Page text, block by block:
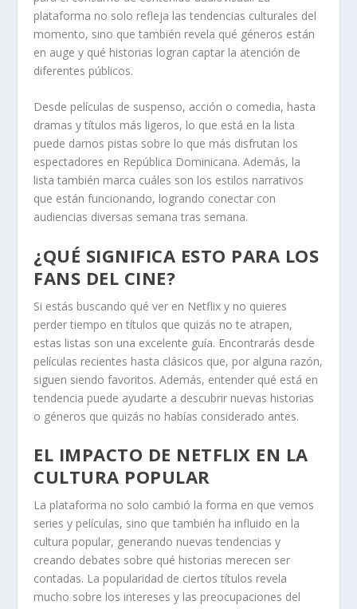
plataforma no solo refleja las tendencias culturales del
momento, sino que también revela qué géneros están
en auge y qué historias logran captar la atención de
diferentes públicos.
Desde películas de suspenso, acción o comedia, hasta
dramas y títulos más ligeros, lo que está en la lista
puede darnos pistas sobre lo que más disfrutan los
espectadores en República Dominicana. Además, la
lista también marca cuáles son los estilos narrativos
que están funcionando, logrando conectar con
audiencias diversas semana tras semana.
¿QUÉ SIGNIFICA ESTO PARA LOS
FANS DEL CINE?
Si estás buscando qué ver en Netflix y no quieres
perder tiempo en títulos que quizás no te atrapen,
estas listas son una excelente guía. Encontrarás desde
películas recientes hasta clásicos que, por alguna razón,
siguen siendo favoritos. Además, entender qué está en
tendencia puede ayudarte a descubrir nuevas historias
o géneros que quizás no habías considerado antes.
EL IMPACTO DE NETFLIX EN LA
CULTURA POPULAR
La plataforma no solo cambió la forma en que vemos
series y películas, sino que también ha influido en la
cultura popular, generando nuevas tendencias y
creando debates sobre qué historias merecen ser
contadas. La popularidad de ciertos títulos revela
mucho sobre los intereses y las preocupaciones del